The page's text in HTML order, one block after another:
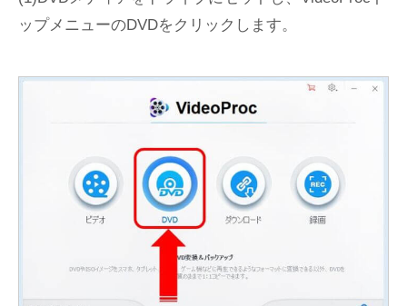
ップメニューのDVDをクリックします。